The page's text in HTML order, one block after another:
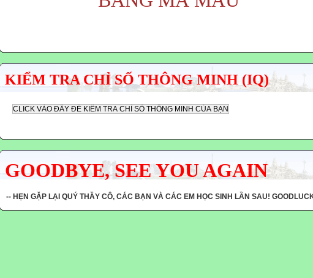
KIỂM TRA CHỈ SỐ THÔNG MINH (IQ)
GOODBYE, SEE YOU AGAIN
-- HẸN GẶP LẠI QUÝ THẦY CÔ, CÁC BẠN VÀ CÁC EM HỌC SINH LẦN SAU!